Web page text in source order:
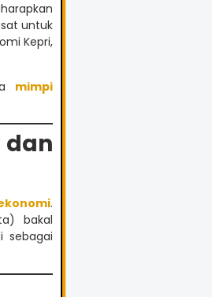
untuk
Kepri,
mimpi
.
bakal
sebagai